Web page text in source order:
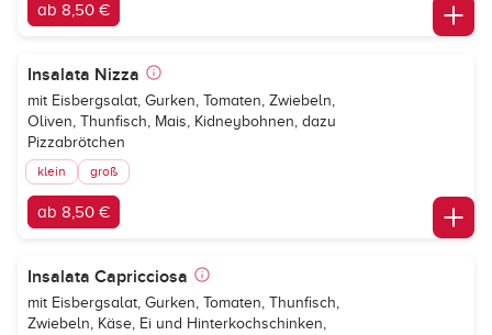
ab 8,50 €
Insalata Nizza
mit Eisbergsalat, Gurken, Tomaten, Zwiebeln,
Oliven, Thunfisch, Mais, Kidneybohnen, dazu
Pizzabrötchen
klein groß
ab 8,50 €
Insalata Capricciosa
mit Eisbergsalat, Gurken, Tomaten, Thunfisch,
Zwiebeln, Käse, Ei und Hinterkochschinken,